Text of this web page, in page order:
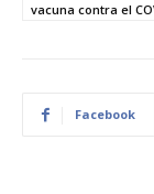
vacuna contra el
Facebook